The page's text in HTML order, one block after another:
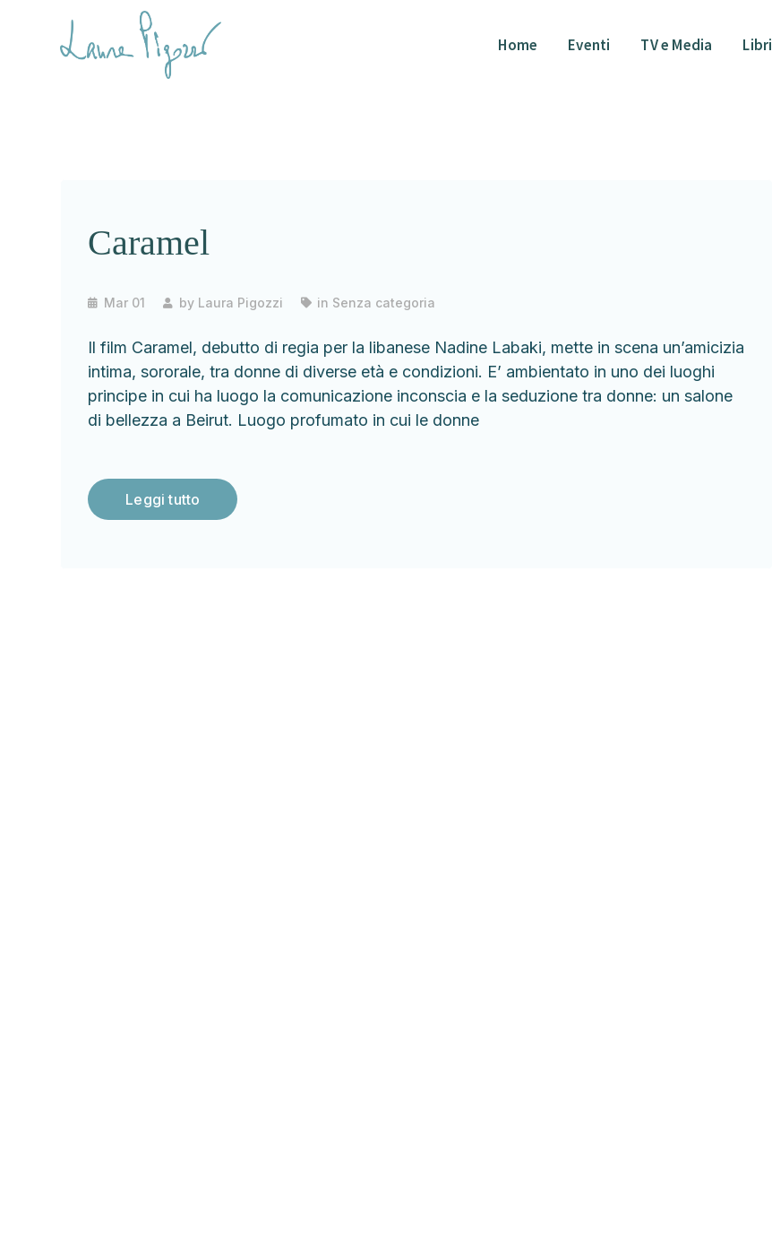
Home Eventi TV e Media Libri
Caramel
Mar 01 by Laura Pigozzi in Senza categoria
Il film Caramel, debutto di regia per la libanese Nadine Labaki, mette in scena un’amicizia
intima, sororale, tra donne di diverse età e condizioni. E’ ambientato in uno dei luoghi
principe in cui ha luogo la comunicazione inconscia e la seduzione tra donne: un salone
di bellezza a Beirut. Luogo profumato in cui le donne
Leggi tutto